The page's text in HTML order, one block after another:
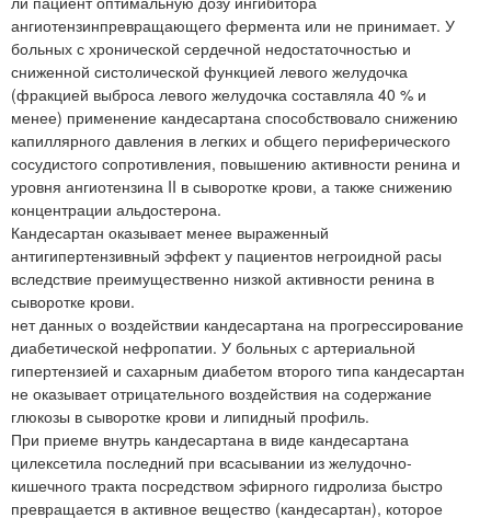
ангиотензинпревращающего фермента или не принимает. У
больных с хронической сердечной недостаточностью и
сниженной систолической функцией левого желудочка
(фракцией выброса левого желудочка составляла 40 % и
менее) применение кандесартана способствовало снижению
капиллярного давления в легких и общего периферического
сосудистого сопротивления, повышению активности ренина и
уровня ангиотензина II в сыворотке крови, а также снижению
концентрации альдостерона.
Кандесартан оказывает менее выраженный
антигипертензивный эффект у пациентов негроидной расы
вследствие преимущественно низкой активности ренина в
сыворотке крови.
нет данных о воздействии кандесартана на прогрессирование
диабетической нефропатии. У больных с артериальной
гипертензией и сахарным диабетом второго типа кандесартан
не оказывает отрицательного воздействия на содержание
глюкозы в сыворотке крови и липидный профиль.
При приеме внутрь кандесартана в виде кандесартана
цилексетила последний при всасывании из желудочно-
кишечного тракта посредством эфирного гидролиза быстро
превращается в активное вещество (кандесартан), которое